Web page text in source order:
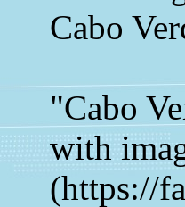
Cabo
"Cabo
with
(https://